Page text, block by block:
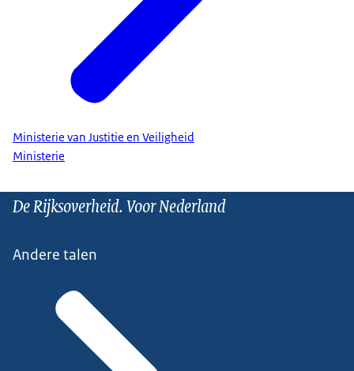
Ministerie van Justitie en Veiligheid
Ministerie
De Rijksoverheid. Voor Nederland
Andere talen